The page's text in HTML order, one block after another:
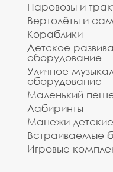
Паровозы и
Вертолёты и
Кораблики
Детское
оборудование
Уличное
оборудование
Маленький
Лабиринты
Манежи
Встраиваемые
Игровые